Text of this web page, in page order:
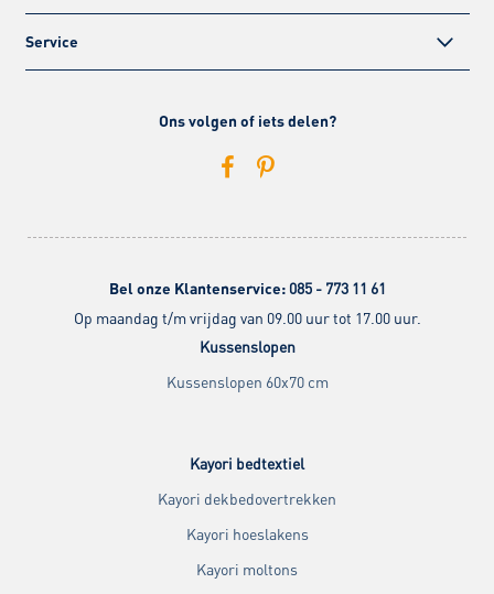
Service
Ons volgen of iets delen?
Bel onze Klantenservice: 085 - 773 11 61
Op maandag t/m vrijdag van 09.00 uur tot 17.00 uur.
Kussenslopen
Kussenslopen 60x70 cm
Kayori bedtextiel
Kayori dekbedovertrekken
Kayori hoeslakens
Kayori moltons